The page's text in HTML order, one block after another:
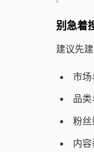
别急着
建议先
市场
品类
粉丝
内容